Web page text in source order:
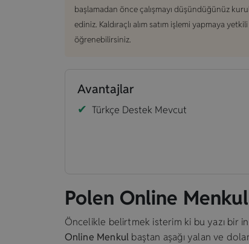
başlamadan önce çalışmayı düşündüğünüz
ediniz. Kaldıraçlı alım satım işlemi yapmaya
öğrenebilirsiniz.
Avantajlar
Türkçe Destek Mevcut
Polen Online
Öncelikle belirtmek isterim ki bu yazı bir
Online Menkul baştan aşağı yalan ve